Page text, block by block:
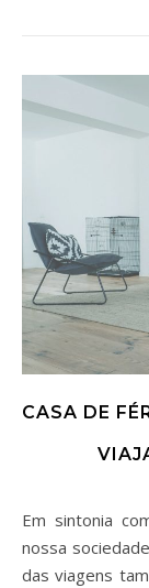
CASA DE
Em sintonia com as mudanças culturais e sociais que a
nossa
das viagens